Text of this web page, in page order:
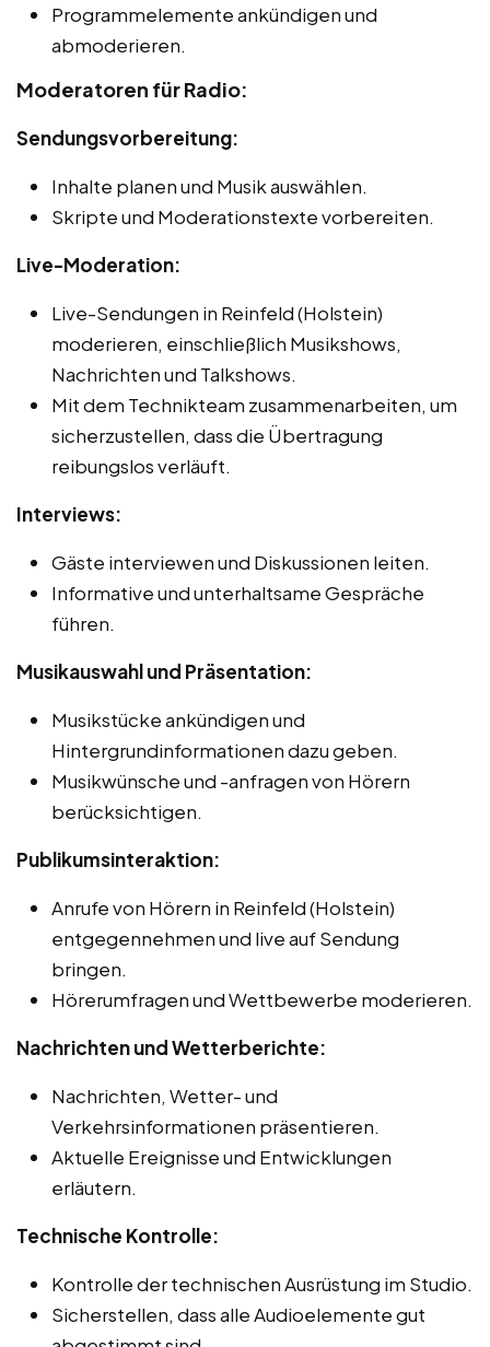
Programmelemente ankündigen und
abmoderieren.
Moderatoren für Radio:
Sendungsvorbereitung:
Inhalte planen und Musik auswählen.
Skripte und Moderationstexte vorbereiten.
Live-Moderation:
Live-Sendungen in Reinfeld (Holstein)
moderieren, einschließlich Musikshows,
Nachrichten und Talkshows.
Mit dem Technikteam zusammenarbeiten, um
sicherzustellen, dass die Übertragung
reibungslos verläuft.
Interviews:
Gäste interviewen und Diskussionen leiten.
Informative und unterhaltsame Gespräche
führen.
Musikauswahl und Präsentation:
Musikstücke ankündigen und
Hintergrundinformationen dazu geben.
Musikwünsche und -anfragen von Hörern
berücksichtigen.
Publikumsinteraktion:
Anrufe von Hörern in Reinfeld (Holstein)
entgegennehmen und live auf Sendung
bringen.
Hörerumfragen und Wettbewerbe moderieren.
Nachrichten und Wetterberichte:
Nachrichten, Wetter- und
Verkehrsinformationen präsentieren.
Aktuelle Ereignisse und Entwicklungen
erläutern.
Technische Kontrolle:
Kontrolle der technischen Ausrüstung im Studio.
Sicherstellen, dass alle Audioelemente gut